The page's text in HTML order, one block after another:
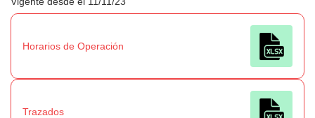
Horarios de Operación
Trazados